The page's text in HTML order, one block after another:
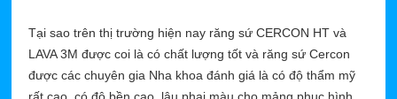
Tại sao trên thị trường hiện nay răng sứ CERCON HT và
LAVA 3M được coi là có chất lượng tốt và răng sứ Cercon
được các chuyên gia Nha khoa đánh giá là có độ thẩm mỹ
rất cao, có độ bền cao, lâu phai màu cho mảng phục hình